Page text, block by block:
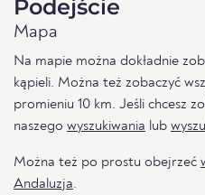
Podejście
Mapa
Na mapie można dokładnie
kąpieli. Można też zobaczyć
promieniu 10 km. Jeśli chcesz
naszego wyszukiwania lub
Można też po prostu obejrzeć
Andaluzja.